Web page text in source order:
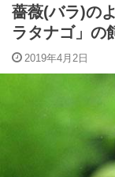
薔薇(バラ)の
ラタナゴ」の
2019年4月2日